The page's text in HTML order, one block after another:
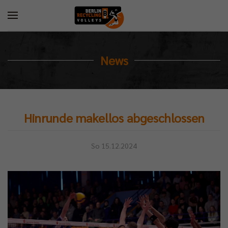
News
Hinrunde makellos abgeschlossen
So 15.12.2024